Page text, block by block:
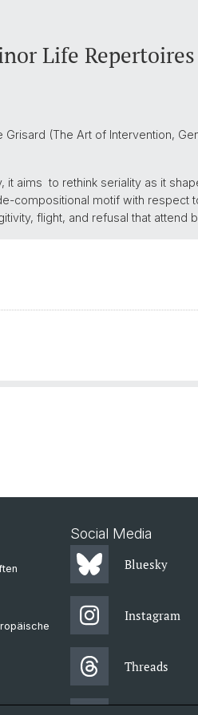
Life Repertoires
(The Art of Intervention,
it aims to rethink seriality as it
compositional motif with respect
flight, and refusal that attend
Social Media
Bluesky
Instagram
Threads